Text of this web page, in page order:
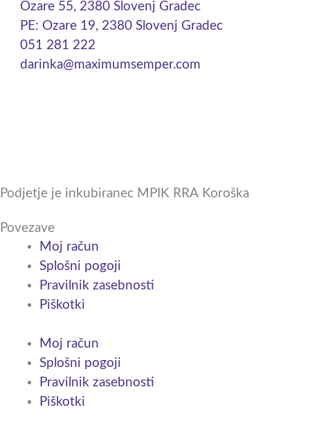
Ozare 55, 2380 Slovenj Gradec
PE: Ozare 19, 2380 Slovenj Gradec
051 281 222
darinka@maximumsemper.com
e
b
o
o
k
-
s
t
g
r
a
m
Podjetje je inkubiranec MPIK RRA Koroška
Povezave
Moj račun
Splošni pogoji
Pravilnik zasebnosti
Piškotki
Moj račun
Splošni pogoji
Pravilnik zasebnosti
Piškotki